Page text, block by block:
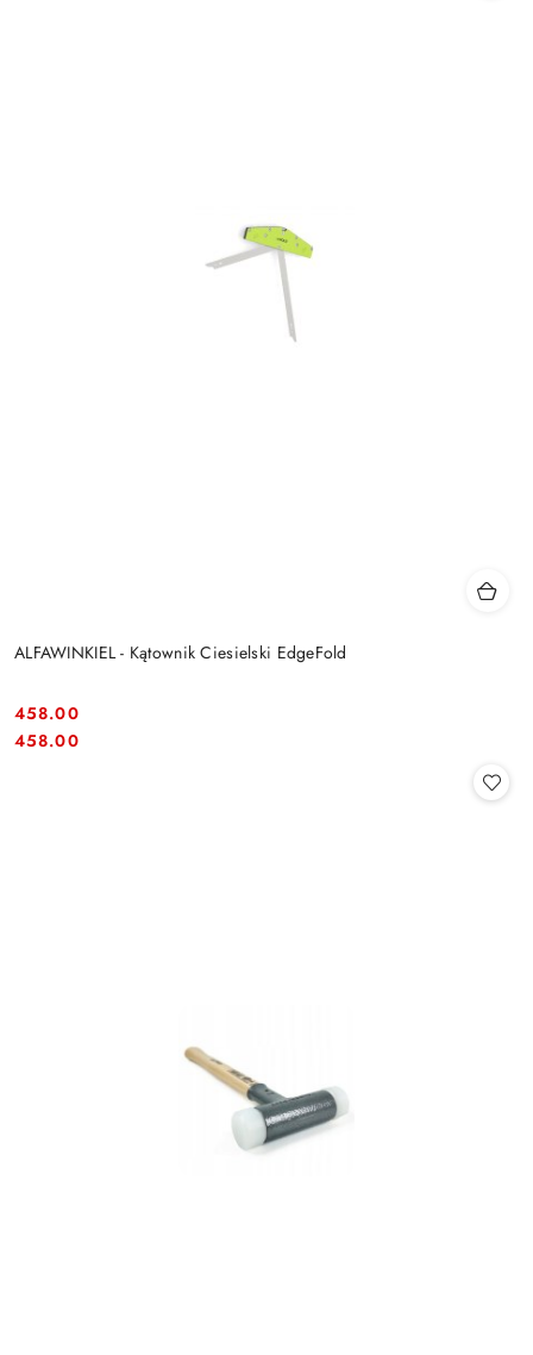
ALFAWINKIEL - Kątownik Ciesielski EdgeFold
Cena:
458.00
Cena:
458.00